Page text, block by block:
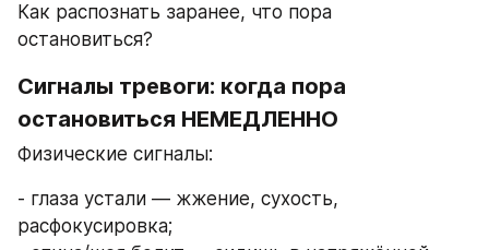
Как распознать заранее, что пора
остановиться?
Сигналы тревоги: когда пора
остановиться НЕМЕДЛЕННО
Физические сигналы:
- глаза устали — жжение, сухость,
расфокусировка;